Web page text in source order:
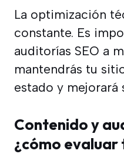
La optimización
constante. Es
auditorías SEO a
mantendrás tu
estado y mejorará
Contenido y
¿cómo evaluar